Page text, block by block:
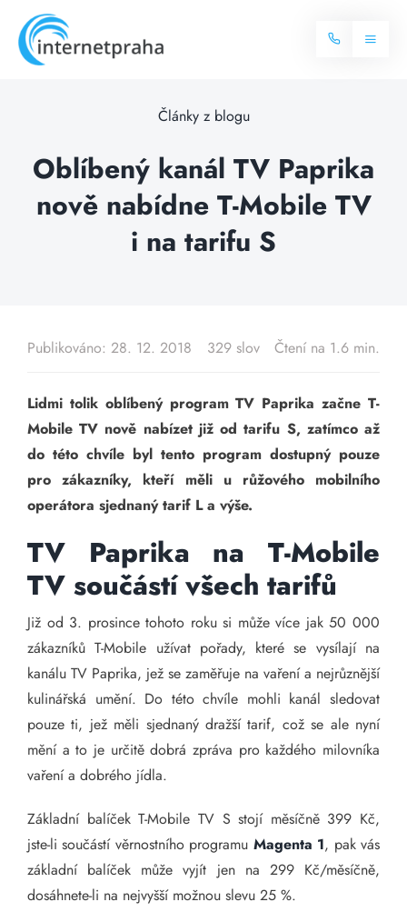
content
Toggle
Balíčky internetu
Více o internetu
Televize
Články z blogu
Oblíbený kanál TV Paprika
nově nabídne T-Mobile TV
i na tarifu S
Publikováno: 28. 12. 2018 329 slov Čtení na 1.6 min.
Lidmi tolik oblíbený program TV Paprika začne T-
Mobile TV nově nabízet již od tarifu S, zatímco až
do této chvíle byl tento program dostupný pouze
pro zákazníky, kteří měli u růžového mobilního
operátora sjednaný tarif L a výše.
TV Paprika na T-Mobile
TV součástí všech tarifů
Již od 3. prosince tohoto roku si může více jak 50 000
zákazníků T-Mobile užívat pořady, které se vysílají na
kanálu TV Paprika, jež se zaměřuje na vaření a nejrůznější
kulinářská umění. Do této chvíle mohli kanál sledovat
pouze ti, jež měli sjednaný dražší tarif, což se ale nyní
mění a to je určitě dobrá zpráva pro každého milovníka
vaření a dobrého jídla.
Základní balíček T-Mobile TV S stojí měsíčně 399 Kč,
jste-li součástí věrnostního programu Magenta 1, pak vás
základní balíček může vyjít jen na 299 Kč/měsíčně,
dosáhnete-li na nejvyšší možnou slevu 25 %.